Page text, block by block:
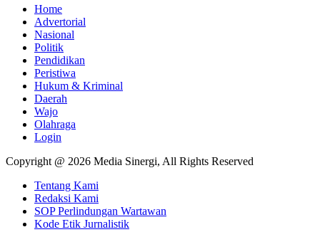
Home
Advertorial
Nasional
Politik
Pendidikan
Peristiwa
Hukum & Kriminal
Daerah
Wajo
Olahraga
Login
Copyright @ 2026 Media Sinergi, All Rights Reserved
Tentang Kami
Redaksi Kami
SOP Perlindungan Wartawan
Kode Etik Jurnalistik